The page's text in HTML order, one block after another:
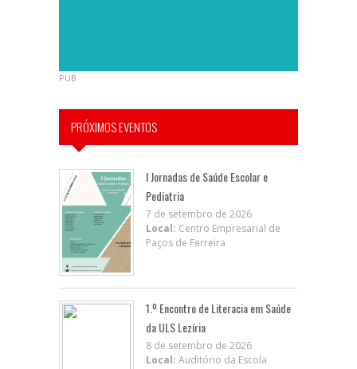
PUB
PRÓXIMOS EVENTOS
I Jornadas de Saúde Escolar e
Pediatria
7 de setembro de 2026
Local: Centro Empresarial de
Paços de Ferreira
1.º Encontro de Literacia em Saúde
da ULS Lezíria
8 de setembro de 2026
Local: Auditório da Escola